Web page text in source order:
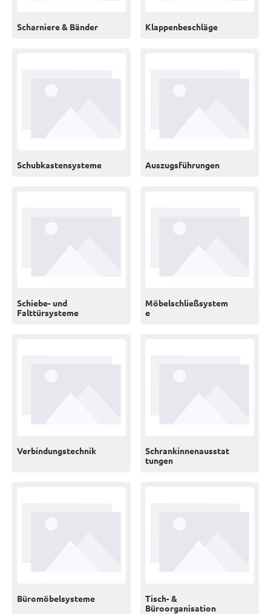
Scharniere & Bänder Klappenbeschläge
Schubkastensysteme Auszugsführungen
Schiebe- und
Falttürsysteme
Möbelschließsystem
e
Verbindungstechnik
Schrankinnenausstat
tungen
Büromöbelsysteme
Tisch- &
Büroorganisation